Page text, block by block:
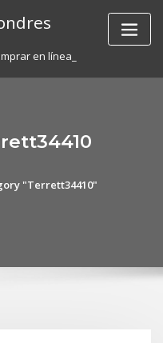
en línea_
"Terrett34410"